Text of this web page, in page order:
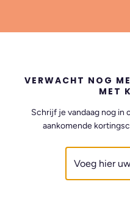
VERWACHT NOG
MET
Schrijf je vandaag nog in
aankomende